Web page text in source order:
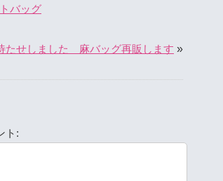
バッグ
たせしました 麻バッグ再販します »
ト: